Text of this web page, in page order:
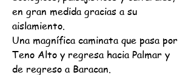
en gran medida gracias a su
aislamiento.
Una magnífica caminata que pasa por
Teno Alto y regresa hacia Palmar y
de regreso a Baracan.